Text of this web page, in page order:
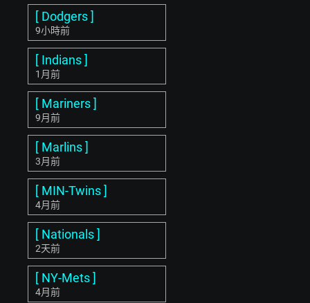
[ Dodgers ]
9小時前
[ Indians ]
1月前
[ Mariners ]
9月前
[ Marlins ]
3月前
[ MIN-Twins ]
4月前
[ Nationals ]
2天前
[ NY-Mets ]
4月前